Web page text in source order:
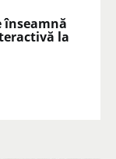
înseamnă
la